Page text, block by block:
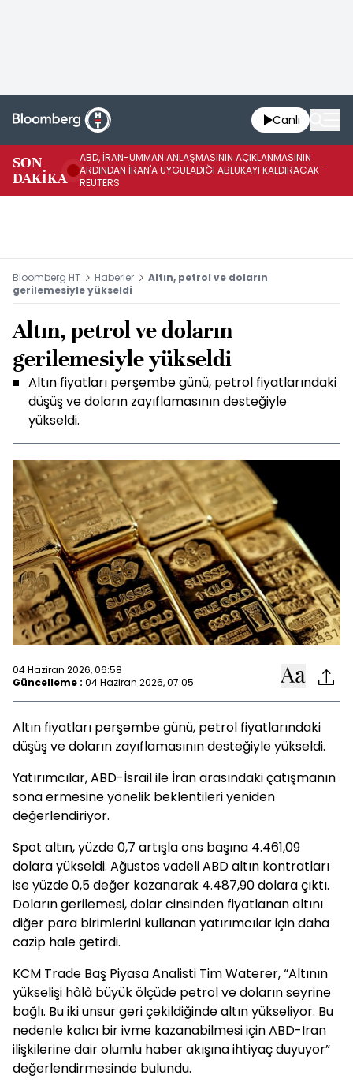
Canlı
SON
DAKİKA
ABD, İRAN-UMMAN ANLAŞMASININ AÇIKLANMASININ
ARDINDAN İRAN'A UYGULADIĞI ABLUKAYI KALDIRACAK -
REUTERS
Bloomberg HT Haberler
Altın, petrol ve doların
gerilemesiyle yükseldi
Altın, petrol ve doların
gerilemesiyle yükseldi
Altın fiyatları perşembe günü, petrol fiyatlarındaki
düşüş ve doların zayıflamasının desteğiyle
yükseldi.
04 Haziran 2026, 06:58
Güncelleme : 04 Haziran 2026, 07:05
Altın fiyatları perşembe günü, petrol fiyatlarındaki
düşüş ve doların zayıflamasının desteğiyle yükseldi.
Yatırımcılar, ABD-İsrail ile İran arasındaki çatışmanın
sona ermesine yönelik beklentileri yeniden
değerlendiriyor.
Spot altın, yüzde 0,7 artışla ons başına 4.461,09
dolara yükseldi. Ağustos vadeli ABD altın kontratları
ise yüzde 0,5 değer kazanarak 4.487,90 dolara çıktı.
Doların gerilemesi, dolar cinsinden fiyatlanan altını
diğer para birimlerini kullanan yatırımcılar için daha
cazip hale getirdi.
KCM Trade Baş Piyasa Analisti Tim Waterer, “Altının
yükselişi hâlâ büyük ölçüde petrol ve doların seyrine
bağlı. Bu iki unsur geri çekildiğinde altın yükseliyor. Bu
nedenle kalıcı bir ivme kazanabilmesi için ABD-İran
ilişkilerine dair olumlu haber akışına ihtiyaç duyuyor”
değerlendirmesinde bulundu.